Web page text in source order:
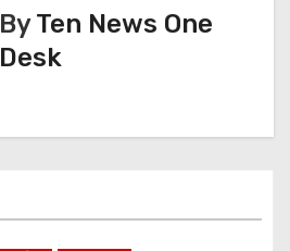
ByTen News One
Desk